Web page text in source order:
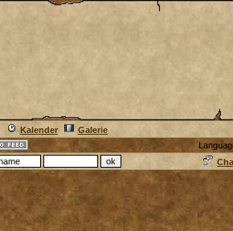
Kalender
Galerie